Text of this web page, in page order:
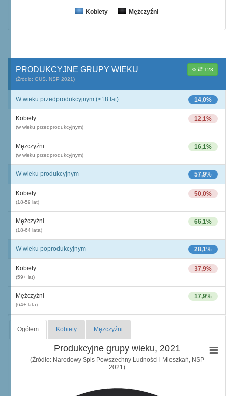
Kobiety Mężczyźni
% 123
PRODUKCYJNE GRUPY WIEKU
(Źródło: GUS, NSP 2021)
14,0%
W wieku przedprodukcyjnym (<18 lat)
12,1%
Kobiety
(w wieku przedprodukcyjnym)
16,1%
Mężczyźni
(w wieku przedprodukcyjnym)
57,9%
W wieku produkcyjnym
50,0%
Kobiety
(18-59 lat)
66,1%
Mężczyźni
(18-64 lata)
28,1%
W wieku poprodukcyjnym
37,9%
Kobiety
(59+ lat)
17,9%
Mężczyźni
(64+ lata)
Ogółem Kobiety Mężczyźni
Produkcyjne grupy wieku, 2021
(Źródło: Narodowy Spis Powszechny Ludności i Mieszkań, NSP
2021)